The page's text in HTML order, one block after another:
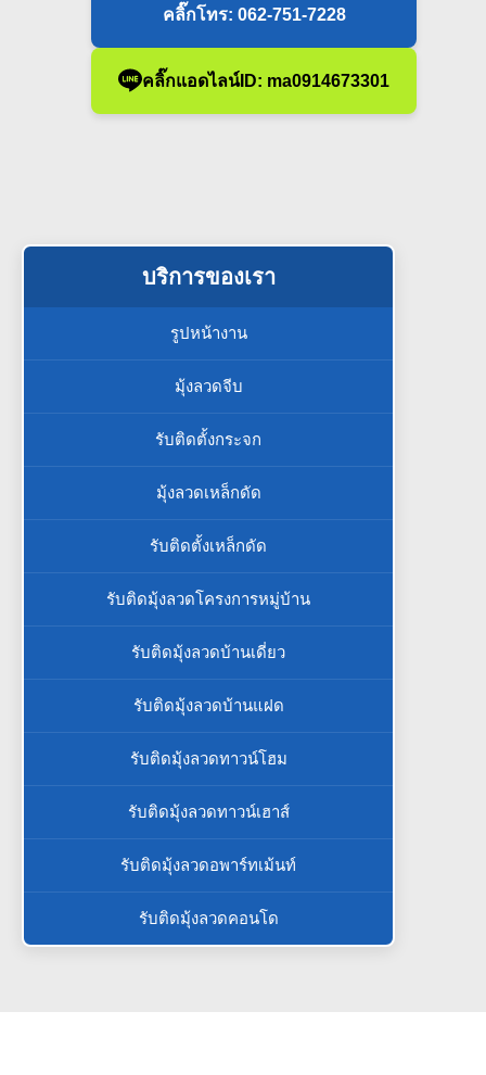
คลิ๊กโทร: 062-751-7228
คลิ๊กแอดไลน์ID: ma0914673301
บริการของเรา
รูปหน้างาน
มุ้งลวดจีบ
รับติดตั้งกระจก
มุ้งลวดเหล็กดัด
รับติดตั้งเหล็กดัด
รับติดมุ้งลวดโครงการหมู่บ้าน
รับติดมุ้งลวดบ้านเดี่ยว
รับติดมุ้งลวดบ้านแฝด
รับติดมุ้งลวดทาวน์โฮม
รับติดมุ้งลวดทาวน์เฮาส์
รับติดมุ้งลวดอพาร์ทเม้นท์
รับติดมุ้งลวดคอนโด